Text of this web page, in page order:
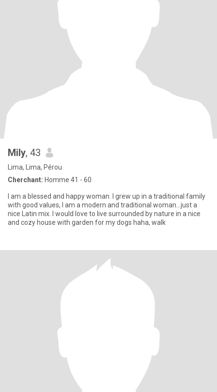
Mily, 43
Lima, Lima, Pérou
Cherchant: Homme 41 - 60
I am a blessed and happy woman. I grew up in a traditional family
with good values, I am a modern and traditional woman...just a
nice Latin mix. I would love to live surrounded by nature in a nice
and cozy house with garden for my dogs haha, walk